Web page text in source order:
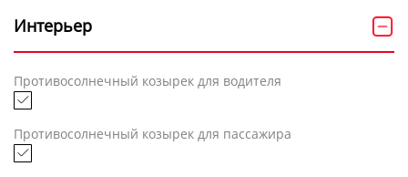
Интерьер
Противосолнечный козырек для водителя
Противосолнечный козырек для пассажира